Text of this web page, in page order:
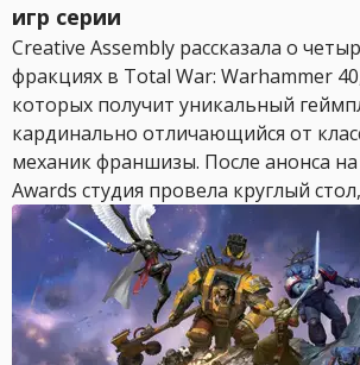
игр серии
Creative Assembly рассказала о
фракциях в Total War: Warhammer
которых получит уникальный
кардинально отличающийся от
механик франшизы. После анонса на
Awards студия провела круглый стол,